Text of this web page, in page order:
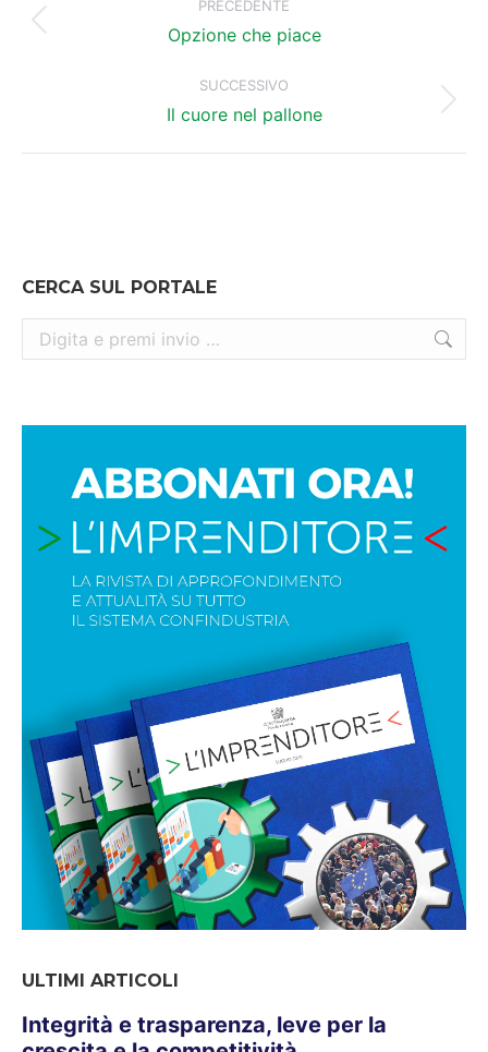
tra
PRECEDENTE
Post
precedente:
Opzione che piace
SUCCESSIVO
Prossimo
post:
Il cuore nel pallone
CERCA SUL PORTALE
Cerca:
ULTIMI ARTICOLI
Integrità e trasparenza, leve per la